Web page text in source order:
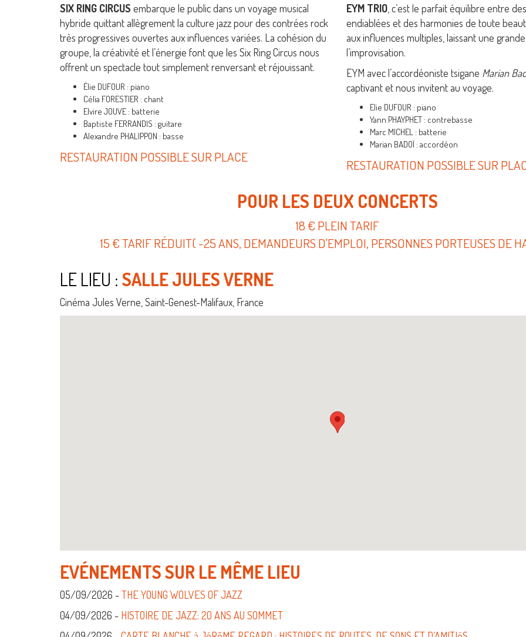
SIX RING CIRCUS embarque le public dans un voyage musical
hybride quittant allègrement la culture jazz pour des contrées rock
très progressives ouvertes aux influences variées. La cohésion du
groupe, la créativité et l’énergie font que les Six Ring Circus nous
offrent un spectacle tout simplement renversant et réjouissant.
Élie DUFOUR : piano
Célia FORESTIER : chant
Elvire JOUVE : batterie
Baptiste FERRANDIS : guitare
Alexandre PHALIPPON : basse
RESTAURATION POSSIBLE SUR PLACE
EYM TRIO, c’est le parfait équilibre entre
endiablées et des harmonies de toute
aux influences multiples, laissant une
l’improvisation.
EYM avec l’accordéoniste tsigane Marian
captivant et nous invitent au voyage.
Elie DUFOUR : piano
Yann PHAYPHET : contrebasse
Marc MICHEL : batterie
Marian BADOÏ : accordéon
RESTAURATION POSSIBLE SUR
POUR LES DEUX CONCERTS
18 € PLEIN TARIF
15 € TARIF RÉDUIT( -25 ANS, DEMANDEURS D'EMPLOI, PERSONNES PORTEUSES DE
LE LIEU : SALLE JULES VERNE
Cinéma Jules Verne, Saint-Genest-Malifaux, France
EVÉNEMENTS SUR LE MÊME LIEU
05/09/2026 -THE YOUNG WOLVES OF JAZZ
04/09/2026 - HISTOIRE DE JAZZ: 20 ANS AU SOMMET